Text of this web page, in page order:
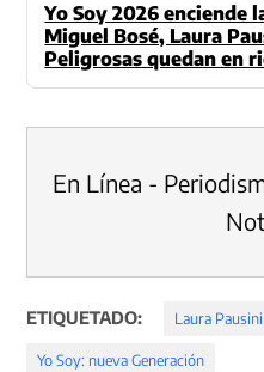
Yo Soy 2026 enciende
Miguel Bosé, Laura
Peligrosas quedan en
eliminación
En Línea -
ETIQUETADO: Laura Pausini
Yo Soy: nueva Generación